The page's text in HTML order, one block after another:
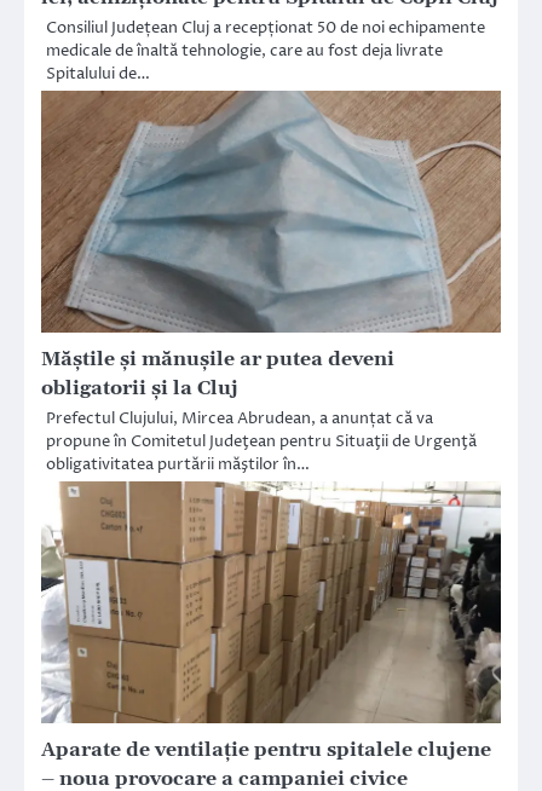
Consiliul Județean Cluj a recepționat 50 de noi echipamente
medicale de înaltă tehnologie, care au fost deja livrate
Spitalului de…
Măștile și mănușile ar putea deveni
obligatorii și la Cluj
Prefectul Clujului, Mircea Abrudean, a anunțat că va
propune în Comitetul Judeţean pentru Situaţii de Urgenţă
obligativitatea purtării măştilor în…
Aparate de ventilație pentru spitalele clujene
– noua provocare a campaniei civice